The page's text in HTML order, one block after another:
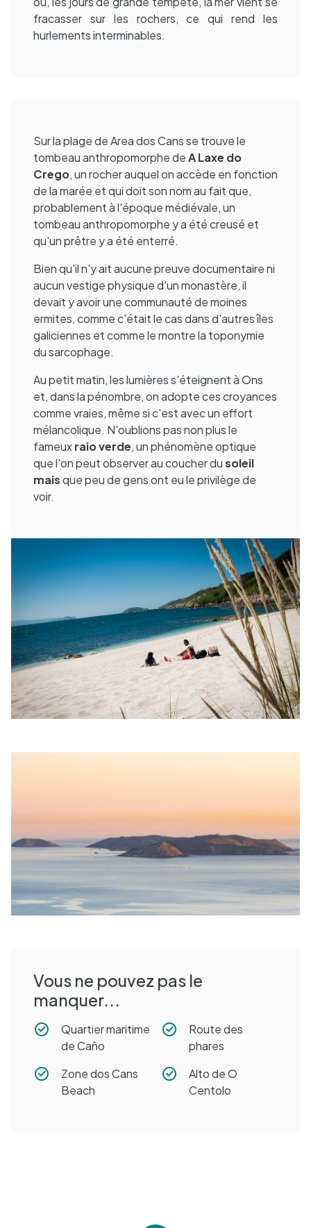
fracasser sur les rochers, ce qui rend les
hurlements interminables.
Sur la plage de Area dos Cans se trouve le
tombeau anthropomorphe deA Laxe do
Crego, un rocher auquel on accède en fonction
de la marée et qui doit son nom au fait que,
probablement à l'époque médiévale, un
tombeau anthropomorphe y a été creusé et
qu'un prêtre y a été enterré.
Bien qu'il n'y ait aucune preuve documentaire ni
aucun vestige physique d'un monastère, il
devait y avoir une communauté de moines
ermites, comme c'était le cas dans d'autres îles
galiciennes et comme le montre la toponymie
du sarcophage.
Au petit matin, les lumières s'éteignent à Ons
et, dans la pénombre, on adopte ces croyances
comme vraies, même si c'est avec un effort
mélancolique. N'oublions pas non plus le
fameuxraio verde, un phénomène optique
que l'on peut observer au coucher dusoleil
maisque peu de gens ont eu le privilège de
voir.
Vous ne pouvez pas le
manquer...
Quartier maritime
de Caño
Route des
phares
Zone dos Cans
Beach
Alto de O
Centolo